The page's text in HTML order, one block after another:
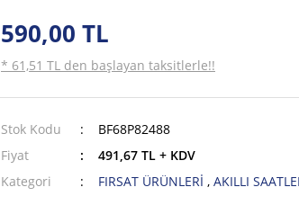
590,00 TL
* 61,51 TL den başlayan taksitlerle!!
Stok Kodu
BF68P82488
Fiyat
491,67 TL + KDV
Kategori
FIRSAT ÜRÜNLERİ ,AKILLI